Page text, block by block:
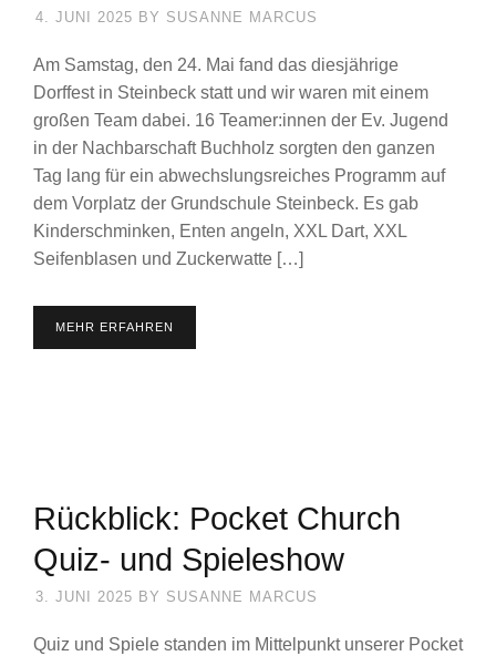
4. JUNI 2025 BY SUSANNE MARCUS
Am Samstag, den 24. Mai fand das diesjährige
Dorffest in Steinbeck statt und wir waren mit einem
großen Team dabei. 16 Teamer:innen der Ev. Jugend
in der Nachbarschaft Buchholz sorgten den ganzen
Tag lang für ein abwechslungsreiches Programm auf
dem Vorplatz der Grundschule Steinbeck. Es gab
Kinderschminken, Enten angeln, XXL Dart, XXL
Seifenblasen und Zuckerwatte […]
MEHR ERFAHREN
Rückblick: Pocket Church
Quiz- und Spieleshow
3. JUNI 2025 BY SUSANNE MARCUS
Quiz und Spiele standen im Mittelpunkt unserer Pocket